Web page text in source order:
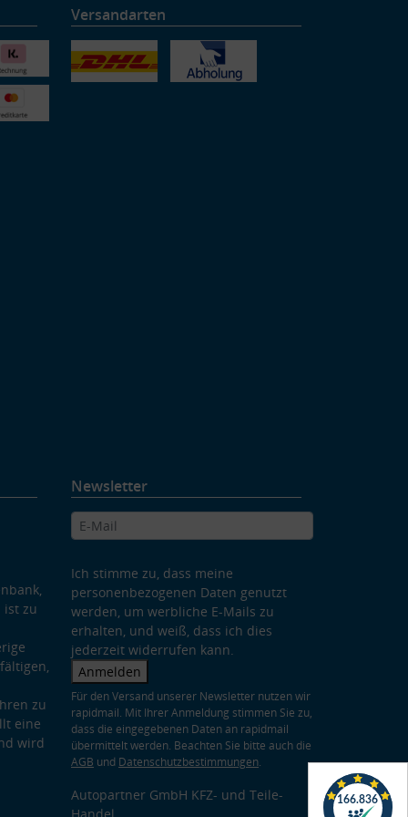
Versandarten
ist zu
zu
eine
wird
Newsletter
Ich stimme zu, dass meine
personenbezogenen Daten genutzt
werden, um werbliche E-Mails zu
erhalten, und weiß, dass ich dies
jederzeit widerrufen kann.
Anmelden
Für den Versand unserer Newsletter nutzen wir
rapidmail. Mit Ihrer Anmeldung stimmen Sie zu,
dass die eingegebenen Daten an rapidmail
übermittelt werden. Beachten Sie bitte auch die
AGB und Datenschutzbestimmungen.
Autopartner GmbH KFZ- und Teile-